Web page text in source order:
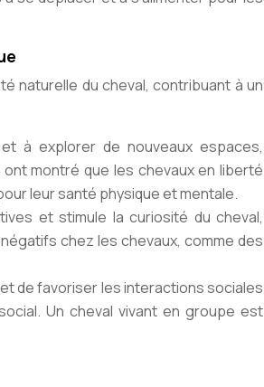
naturelle du cheval, contribuant à un
à explorer de nouveaux espaces,
montré que les chevaux en liberté
leur santé physique et mentale.
et stimule la curiosité du cheval,
chez les chevaux, comme des
de favoriser les interactions sociales
Un cheval vivant en groupe est